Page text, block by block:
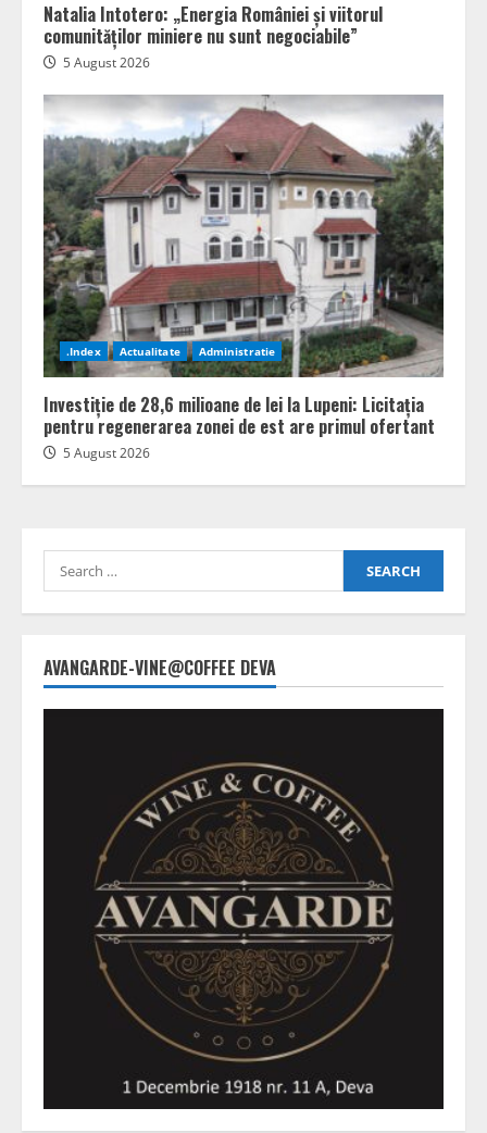
Natalia Intotero: „Energia României și viitorul
comunităților miniere nu sunt negociabile”
5 August 2026
.Index Actualitate Administratie
Investiție de 28,6 milioane de lei la Lupeni: Licitația
pentru regenerarea zonei de est are primul ofertant
5 August 2026
Search
for:
AVANGARDE-VINE@COFFEE DEVA